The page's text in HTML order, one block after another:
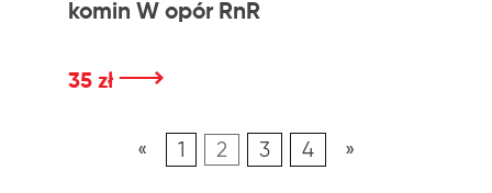
komin W opór RnR
35 zł ⟶
« 1 2 3 4 »